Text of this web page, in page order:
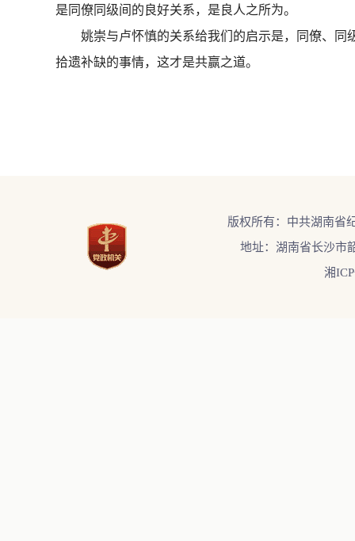
是同僚同级间的良好关系，是良人之所为。
姚崇与卢怀慎的关系给我们的启示是，同僚、同
拾遗补缺的事情，这才是共赢之道。
版权所有：中共湖南省
地址：湖南省长沙市
湘